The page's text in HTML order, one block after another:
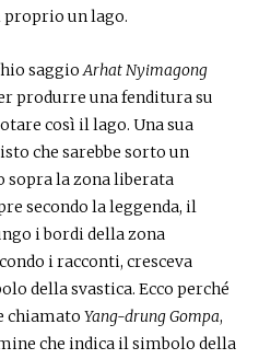
proprio un lago.
saggioArhat Nyimagong
produrre una fenditura su
così il lago. Una sua
che sarebbe sorto un
la zona liberata
secondo la leggenda, il
i bordi della zona
i racconti, cresceva
della svastica. Ecco perché
chiamato Yang-drung Gompa,
che indica il simbolo della